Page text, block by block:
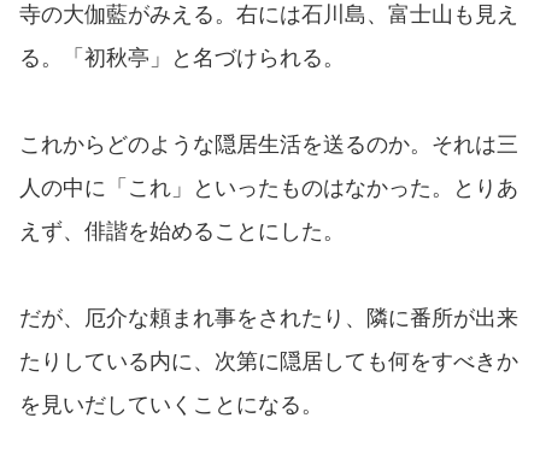
寺の大伽藍がみえる。右には石川島、富士山も見え
る。「初秋亭」と名づけられる。
これからどのような隠居生活を送るのか。それは三
人の中に「これ」といったものはなかった。とりあ
えず、俳諧を始めることにした。
だが、厄介な頼まれ事をされたり、隣に番所が出来
たりしている内に、次第に隠居しても何をすべきか
を見いだしていくことになる。